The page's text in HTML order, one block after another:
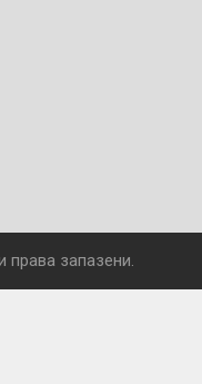
права запазени.